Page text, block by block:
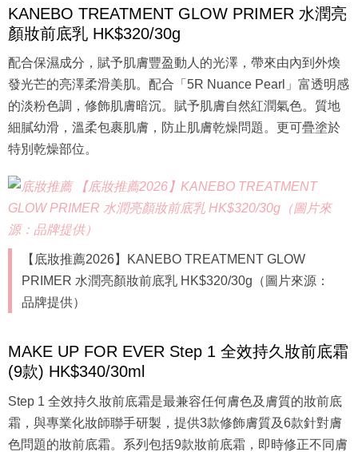
KANEBO TREATMENT GLOW PRIMER 水潤亮
顏妝前底乳 HK$320/30g
配合保濕成分，賦予肌膚豐盈動人的光澤，帶來由內到外煥
發光芒的亮澤柔滑美肌。配合「5R Nuance Pearl」富透明感
的淡粉色調，修飾肌膚暗沉。賦予肌膚自然紅潤氣色。質地
細膩幼滑，溫柔包裹肌膚，防止肌膚乾燥問題。更可疊塗於
特別乾燥部位。
【底妝推薦2026】KANEBO TREATMENT GLOW
PRIMER 水潤亮顏妝前底乳 HK$320/30g（圖片來源：
品牌提供）
MAKE UP FOR EVER Step 1 全效持久妝前底霜
(9款) HK$340/30ml
Step 1 全效持久妝前底霜是最兼容任何膚色及膚質的妝前底
霜，與專業化妝師聯手研製，提供3款修飾膚質及6款針對膚
色問題的妝前底霜。系列包括9款妝前底霜，即時修正不同膚